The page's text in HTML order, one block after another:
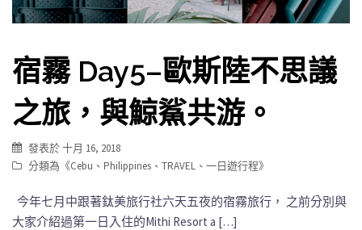
宿霧 Day5–歐斯陸不思議
之旅，與鯨鯊共游。
發表於十月 16, 2018
分類為《Cebu 、 Philippines 、 TRAVEL 、 一日遊行程》
今年七月中跟著鈦美旅行社六天五夜的宿霧旅行， 之前分別與
大家介紹過第一日入住的Mithi Resort a […]